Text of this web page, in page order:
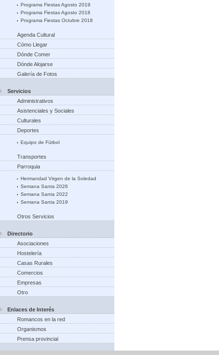
Programa Fiestas Agosto 2019
Programa Fiestas Agosto 2018
Programa Fiestas Octubre 2018
Agenda Cultural
Cómo Llegar
Dónde Comer
Dónde Alojarse
Galería de Fotos
Servicios
Administrativos
Asistenciales y Sociales
Culturales
Deportes
Equipo de Fútbol
Transportes
Parroquia
Hermandad Virgen de la Soledad
Semana Santa 2026
Semana Santa 2022
Semana Santa 2019
Otros Servicios
Directorio
Asociaciones
Hostelería
Casas Rurales
Comercios
Empresas
Otro
Enlaces de Interés
Romancos en la red
Organismos
Prensa provincial